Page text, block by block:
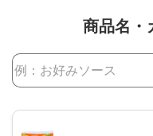
商品名・